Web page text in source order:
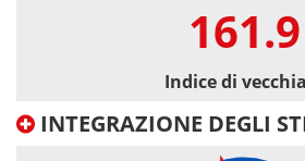
161.9
Indice di
INTEGRAZIONE DEGLI